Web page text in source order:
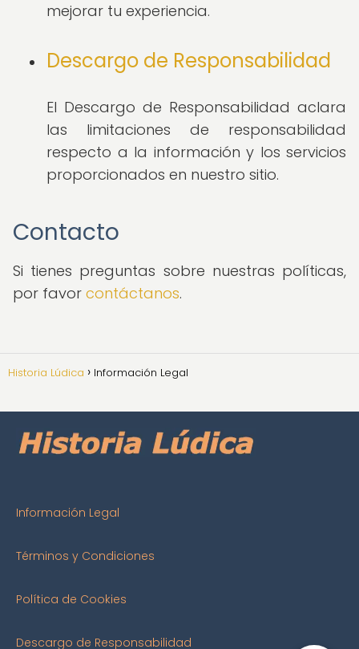
mejorar tu experiencia.
Descargo de Responsabilidad
El Descargo de Responsabilidad aclara
las limitaciones de responsabilidad
respecto a la información y los servicios
proporcionados en nuestro sitio.
Contacto
Si tienes preguntas sobre nuestras políticas,
por favor contáctanos.
Historia Lúdica Información Legal
Información Legal
Términos y Condiciones
Política de Cookies
Descargo de Responsabilidad